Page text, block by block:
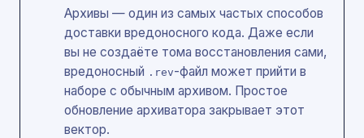
Архивы — один из самых частых способов
доставки вредоносного кода. Даже если
вы не создаёте тома восстановления сами,
вредоносный .rev-файл может прийти в
наборе с обычным архивом. Простое
обновление архиватора закрывает этот
вектор.